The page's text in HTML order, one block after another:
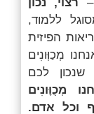
ללמוד,
הפיזית
מְכַוְּונִים
לכם
מְכֻוָּונִים
וכל אדם.